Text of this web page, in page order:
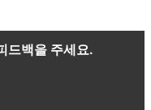
드백을 주세요.